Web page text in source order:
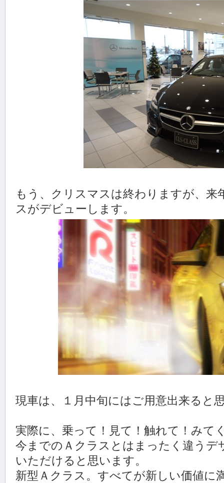
もう、クリスマスは終わりますが、来
スがデビューします。
現車は、１月中旬にはご用意出来ると
実際に、乗って！見て！触れて！みて
今までのＡクラスとはまったく違うデ
いただけると思います。
新型Ａクラス。すべてが新しい価値に